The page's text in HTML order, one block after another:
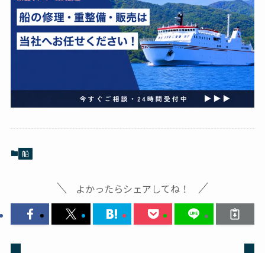
船
よかったらシェアしてね！